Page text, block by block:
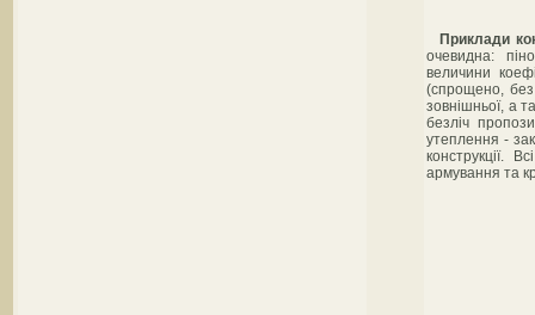
Приклади
очевидна:
величини
(спрощено, без
зовнішньої, а
безліч
утеплення -
конструкції.
армування та